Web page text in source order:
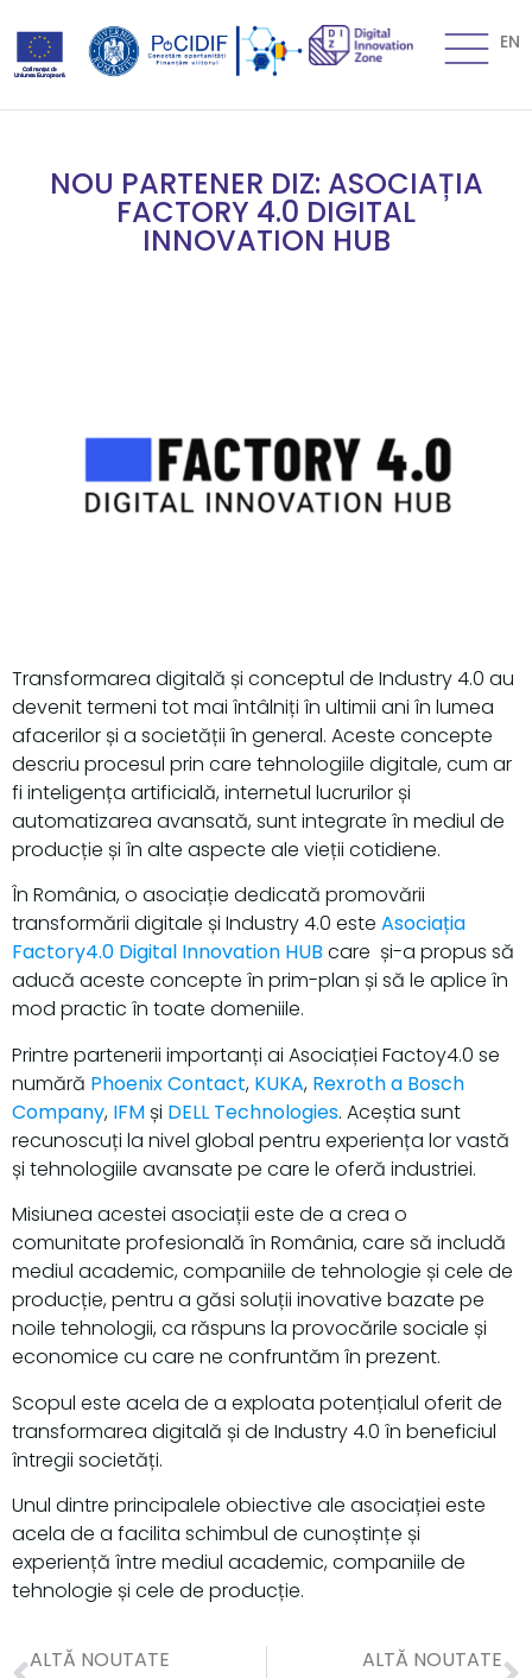
EN
NOU PARTENER DIZ: ASOCIAȚIA
FACTORY 4.0 DIGITAL
INNOVATION HUB
Transformarea digitală și conceptul de Industry 4.0 au
devenit termeni tot mai întâlniți în ultimii ani în lumea
afacerilor și a societății în general. Aceste concepte
descriu procesul prin care tehnologiile digitale, cum ar
fi inteligența artificială, internetul lucrurilor și
automatizarea avansată, sunt integrate în mediul de
producție și în alte aspecte ale vieții cotidiene.
În România, o asociație dedicată promovării
transformării digitale și Industry 4.0 este Asociația
Factory4.0 Digital Innovation HUB care și-a propus să
aducă aceste concepte în prim-plan și să le aplice în
mod practic în toate domeniile.
Printre partenerii importanți ai Asociației Factoy4.0 se
numără Phoenix Contact, KUKA, Rexroth a Bosch
Company, IFM și DELL Technologies. Aceștia sunt
recunoscuți la nivel global pentru experiența lor vastă
și tehnologiile avansate pe care le oferă industriei.
Misiunea acestei asociații este de a crea o
comunitate profesională în România, care să includă
mediul academic, companiile de tehnologie și cele de
producție, pentru a găsi soluții inovative bazate pe
noile tehnologii, ca răspuns la provocările sociale și
economice cu care ne confruntăm în prezent.
Scopul este acela de a exploata potențialul oferit de
transformarea digitală și de Industry 4.0 în beneficiul
întregii societăți.
Unul dintre principalele obiective ale asociației este
acela de a facilita schimbul de cunoștințe și
experiență între mediul academic, companiile de
tehnologie și cele de producție.
ALTĂ NOUTATE
ALTĂ NOUTATE